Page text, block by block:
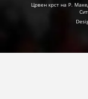
Црвен крст на Р.